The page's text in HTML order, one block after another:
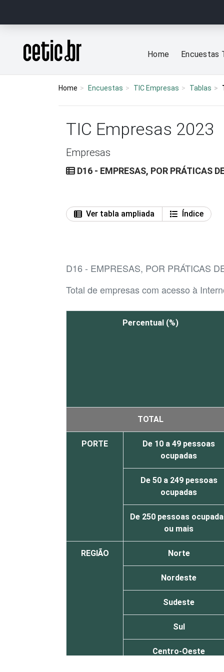
Página inicial
Home Encuestas
Home Encuestas TIC Empresas Tablas
TIC Empresas 2023
Empresas
D16 - EMPRESAS, POR PRÁTICAS
Ver tabla ampliada
Índice
D16 - EMPRESAS, POR PRÁTICAS
Total de empresas com acesso à
Percentual (%)
TOTAL
PORTE
De 10 a 49 pessoas
ocupadas
De 50 a 249 pessoas
ocupadas
De 250 pessoas
ou mais
REGIÃO Norte
Nordeste
Sudeste
Sul
Centro-Oeste